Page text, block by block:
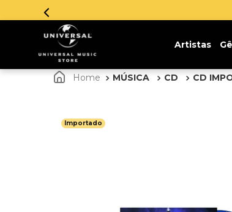
Artistas
MÚSICA CD CD
Importado